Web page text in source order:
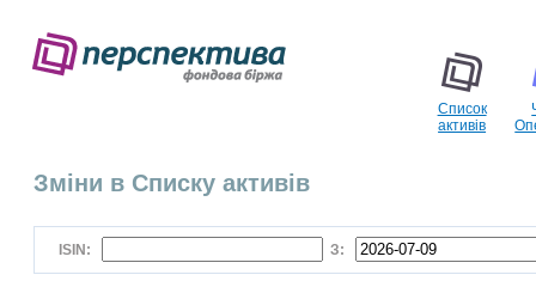
Список
активів
Зміни в Списку активів
ISIN: З: